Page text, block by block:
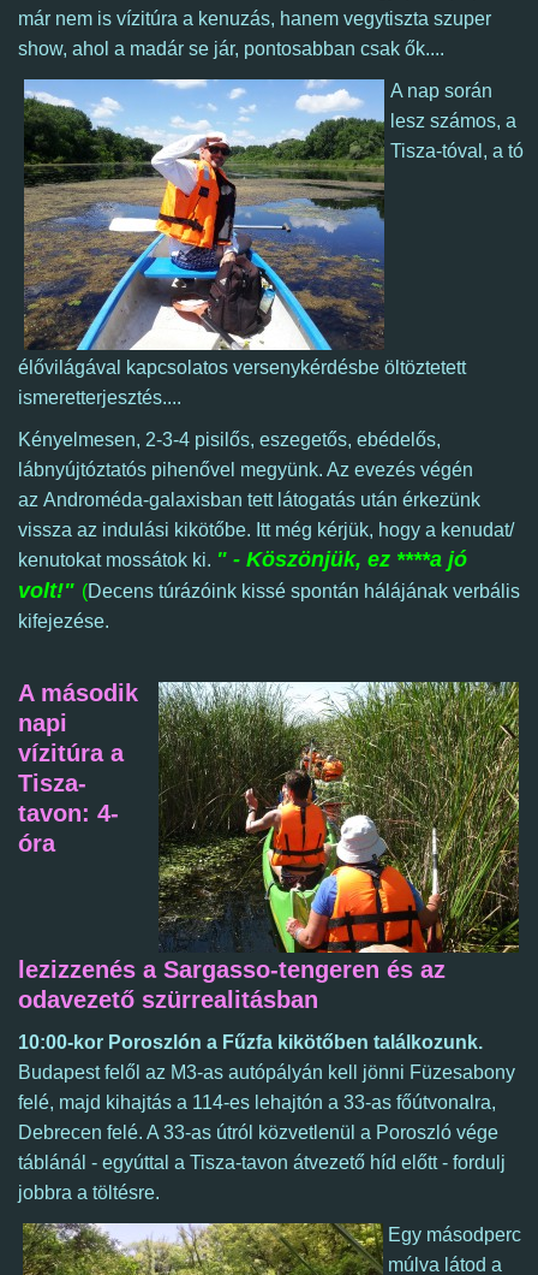
már nem is vízitúra a kenuzás, hanem vegytiszta szuper
show, ahol a madár se jár, pontosabban csak ők....
A nap során
lesz számos, a
Tisza-tóval, a tó
élővilágával kapcsolatos versenykérdésbe öltöztetett
ismeretterjesztés....
Kényelmesen, 2-3-4 pisilős, eszegetős, ebédelős,
lábnyújtóztatós pihenővel megyünk. Az evezés végén
az Androméda-galaxisban tett látogatás után érkezünk
vissza az indulási kikötőbe. Itt még kérjük, hogy a kenudat/
kenutokat mossátok ki. " - Köszönjük, ez ****a jó
volt!" (Decens túrázóink kissé spontán hálájának verbális
kifejezése.
A második
napi
vízitúra a
Tisza-
tavon: 4-
óra
lezizzenés a Sargasso-tengeren és az
odavezető szürrealitásban
10:00-kor Poroszlón a Fűzfa kikötőben találkozunk.
Budapest felől az M3-as autópályán kell jönni Füzesabony
felé, majd kihajtás a 114-es lehajtón a 33-as főútvonalra,
Debrecen felé. A 33-as útról közvetlenül a Poroszló vége
táblánál - egyúttal a Tisza-tavon átvezető híd előtt - fordulj
jobbra a töltésre.
Egy másodperc
múlva látod a